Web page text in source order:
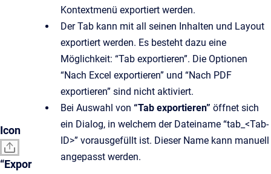
Icon
“Expor
Kontextmenü exportiert werden.
Der Tab kann mit all seinen Inhalten und Layout
exportiert werden. Es besteht dazu eine
Möglichkeit: “Tab exportieren”. Die Optionen
“Nach Excel exportieren” und “Nach PDF
exportieren” sind nicht aktiviert.
Bei Auswahl von “Tab exportieren” öffnet sich
ein Dialog, in welchem der Dateiname “tab_<Tab-
ID>” vorausgefüllt ist. Dieser Name kann manuell
angepasst werden.